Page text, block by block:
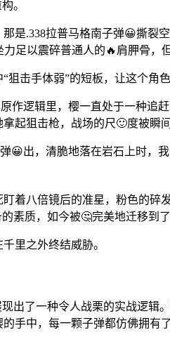
。
.338拉普马格南子弹😀撕裂
以震碎普通人的🔥肩胛骨，
击手体弱”的短板，让这个角
作逻辑里，樱一直处于一种追
起狙击枪，战场的尺🙂度被瞬间
出，清脆地落在岩石上时，
着八倍镜后的准星，粉色的
素质，如今被🤔完美地迁移到了
里之外终结威胁。
出了一种令人战栗的实战逻
手中，每一颗子弹都仿佛拥有了